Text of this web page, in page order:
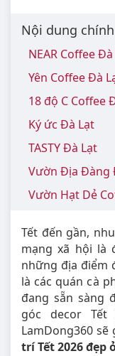
Nội dung chính
NEAR Coffee
Yên Coffee Đà
18 độ C Coffee
Ký ức Đà Lạt
TASTY Đà Lạt
Vườn Địa Đàng
Vườn Hạt Dẻ
Tết đến gần,
mạng xã hội là
những địa điểm
là các quán cà
đang sẵn sàng
góc decor
LamDong360
trí Tết 2026 đẹp